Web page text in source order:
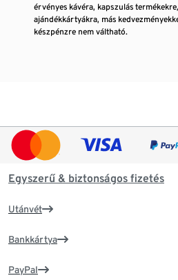
érvényes kávéra, kapszulás
ajándékkártyákra, más
készpénzre nem váltható.
Egyszerű & biztonságos fizetés
Utánvét
Bankkártya
PayPal